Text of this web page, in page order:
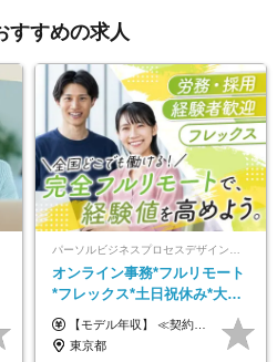
すすめの求人
パーソルビジネスプロセスデザイン株式会社 事業開発本部
オンライン事務*フルリモート
*フレックス*土日祝休み*大手
パーソルグループ*オンライン
面接*30～40代活躍中
【モデル年収】 ≪契約社員≫ 年収330万円 (基本給23万 ＋ 地区手当3万円 ＋ 賞与)：都内在住 年収264万円 (基本給21万 ＋ 賞与)：静岡県在住 --------------- ●月給21万円～28万9900円＋賞与（年2回）＋各種手当 ●1年目想定給与：年収264万円～364万円 ●経験やスキルに応じて優遇します！ ※お住まいの地域により0～3万円の地区手当を支給しております ※試用期間中（3ヶ月間）の雇用形態および待遇に差異はありません ※残業代については選考時に詳細をご説明します ※通算契約期間の上限は5年となります ≪アルバイト≫ ●時給1,250円～2,300円 ●経験やスキルに応じて優遇します！ ●ご希望に応じ、扶養内での勤務も可能です！ ※試用期間中の雇用形態および待遇に差異はありません
東京都